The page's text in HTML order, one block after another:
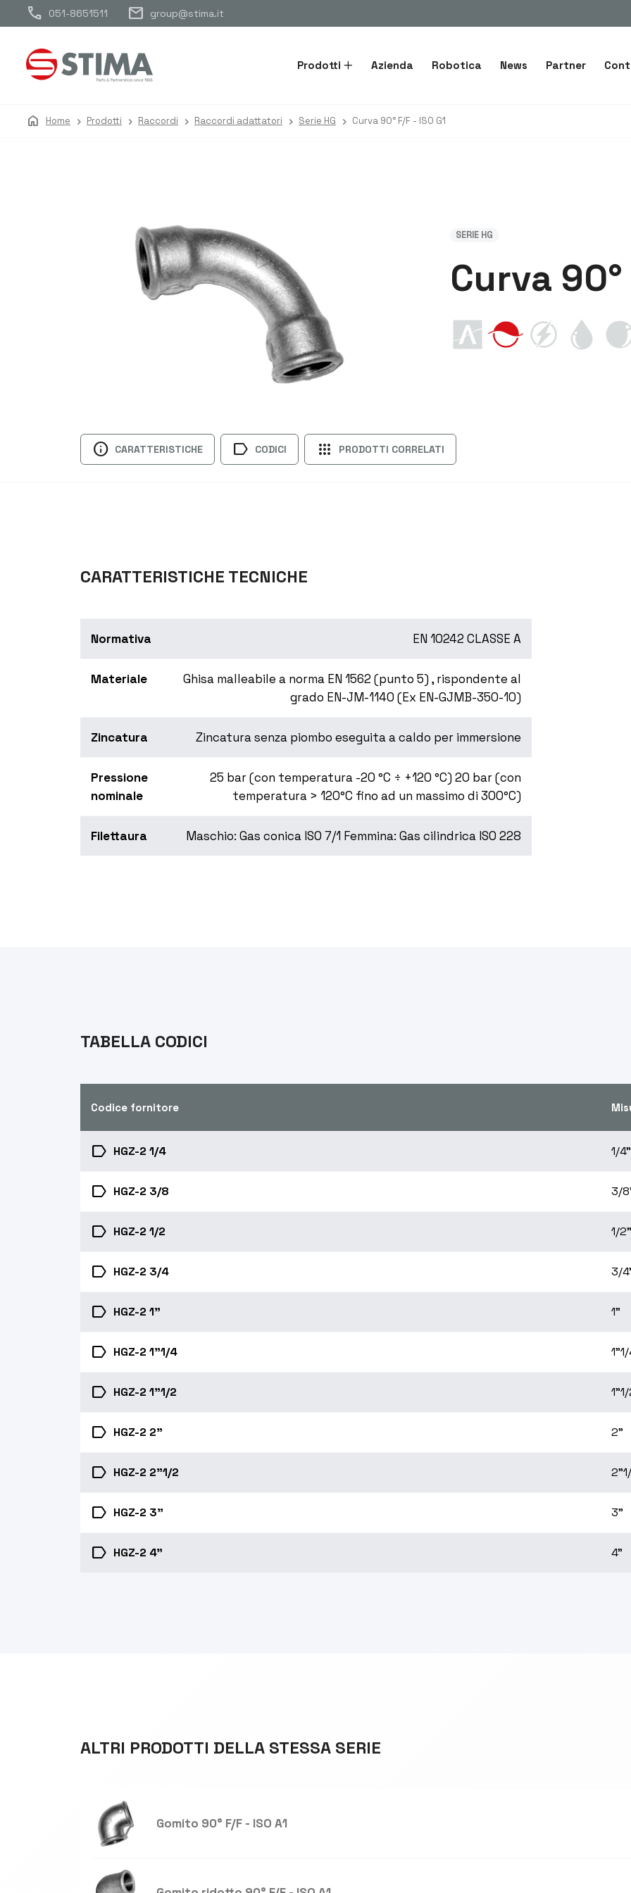
call 051-8651511 mail group@stima.it
Prodotti Azienda Robotica News Partner
home Home Prodotti Raccordi Raccordi adattatori Serie HG Curva 90° F/F - ISO G1
SERIE HG
Curva 90°
info CARATTERISTICHE label CODICI apps PRODOTTI CORRELATI
CARATTERISTICHE TECNICHE
Normativa EN 10242 CLASSE A
Materiale
Ghisa malleabile a norma EN 1562 (punto 5) , rispondente al
grado EN-JM-1140 (Ex EN-GJMB-350-10)
Zincatura Zincatura senza piombo eseguita a caldo per immersione
Pressione
nominale
25 bar (con temperatura -20 °C ÷ +120 °C) 20 bar (con
temperatura > 120°C fino ad un massimo di 300°C)
Filettaura Maschio: Gas conica ISO 7/1 Femmina: Gas cilindrica ISO 228
TABELLA CODICI
Codice fornitore
label HGZ-2 1/4 1/4"
label HGZ-2 3/8 3/
label HGZ-2 1/2 1/2"
label HGZ-2 3/4 3/
label HGZ-2 1" 1"
label HGZ-2 1"1/4
label HGZ-2 1"1/2
label HGZ-2 2" 2"
label HGZ-2 2"1/2
label HGZ-2 3" 3"
label HGZ-2 4" 4"
ALTRI PRODOTTI DELLA STESSA SERIE
Gomito 90° F/F - ISO A1